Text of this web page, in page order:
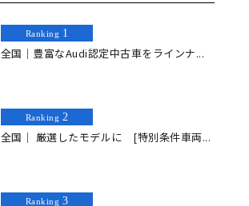
Ranking 1
全国｜豊富なAudi認定中古車をラインナ...
Ranking 2
全国｜ 厳選したモデルに [特別条件車両...
Ranking 3